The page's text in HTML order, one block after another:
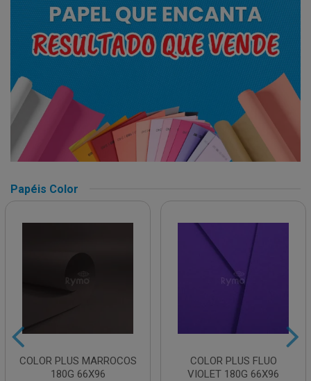
Papéis Color
COLOR PLUS MARROCOS
180G 66X96
COLOR PLUS FLUO
VIOLET 180G 66X96